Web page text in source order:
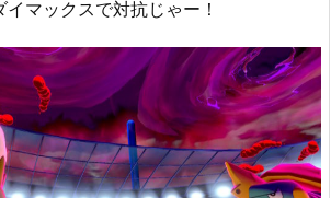
マックスで対抗じゃー！